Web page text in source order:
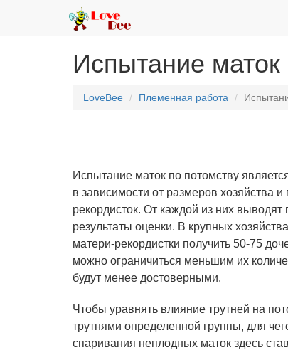
Испытание маток
LoveBee Племенная работа
Испытание маток по потомству
в зависимости от размеров хозяйства
рекордисток. От каждой из них
результаты оценки. В крупных
матери-рекордистки получить 50-75
можно ограничиться меньшим их
будут менее достоверными.
Чтобы уравнять влияние трутней на
трутнями определенной группы, для
спаривания неплодных маток здесь